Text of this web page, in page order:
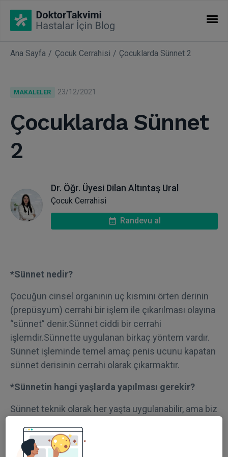
İHTISASLAR
Uzmanlıklar
Ana Sayfa Çocuk Cerrahisi Çocuklarda Sünnet 2
MAKALELER 23/12/2021
Çocuklarda Sünnet
2
Dr. Öğr. Üyesi Dilan Altıntaş Ural
Çocuk Cerrahisi
Randevu al
*Sünnet nedir?
Çocuğun cinsel organının uç kısmını örten derinin
(prepüsyum) cerrahi bir işlem ile çıkarılması olayına
“sünnet” denir.Sünnet ciddi bir cerrahi
işlemdir.Sünnette uygulanan birkaç yöntem vardır.
Sünnet işleminde temel amaç penis ucunu kapatan
sünnet derisinin cerrahi olarak çıkarmaktır.
*Sünnetin hangi yaşlarda yapılması gerekir?
Sünnet teknik olarak her yaşta uygulanabilir, ama biz
gelişimi yalnızca fiziksel değil, aynı zamanda
psikolojik olarak da değerlendirilmelidir. Çocukta